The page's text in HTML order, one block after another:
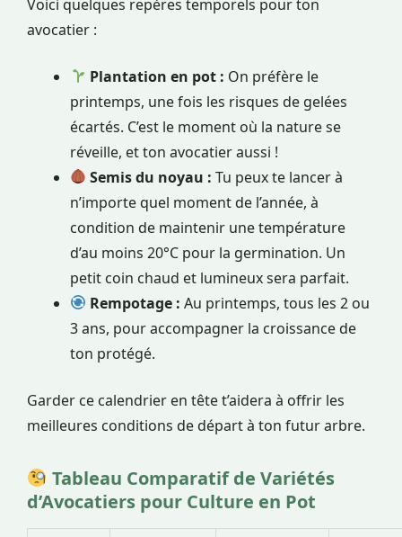
Voici quelques repères temporels pour ton
avocatier :
Plantation en pot : On préfère le
printemps, une fois les risques de gelées
écartés. C’est le moment où la nature se
réveille, et ton avocatier aussi !
Semis du noyau : Tu peux te lancer à
n’importe quel moment de l’année, à
condition de maintenir une température
d’au moins 20°C pour la germination. Un
petit coin chaud et lumineux sera parfait.
Rempotage : Au printemps, tous les 2 ou
3 ans, pour accompagner la croissance de
ton protégé.
Garder ce calendrier en tête t’aidera à offrir les
meilleures conditions de départ à ton futur arbre.
Tableau Comparatif de Variétés
d’Avocatiers pour Culture en Pot